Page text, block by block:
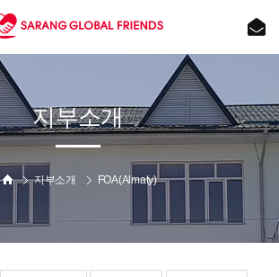
지부소개 FOA(Almaty)
지부소개